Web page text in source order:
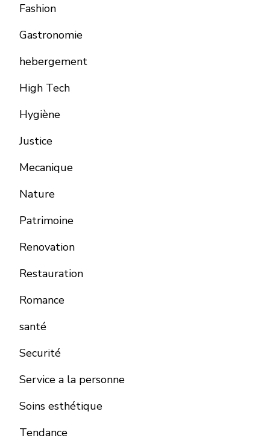
Fashion
Gastronomie
hebergement
High Tech
Hygiène
Justice
Mecanique
Nature
Patrimoine
Renovation
Restauration
Romance
santé
Securité
Service a la personne
Soins esthétique
Tendance